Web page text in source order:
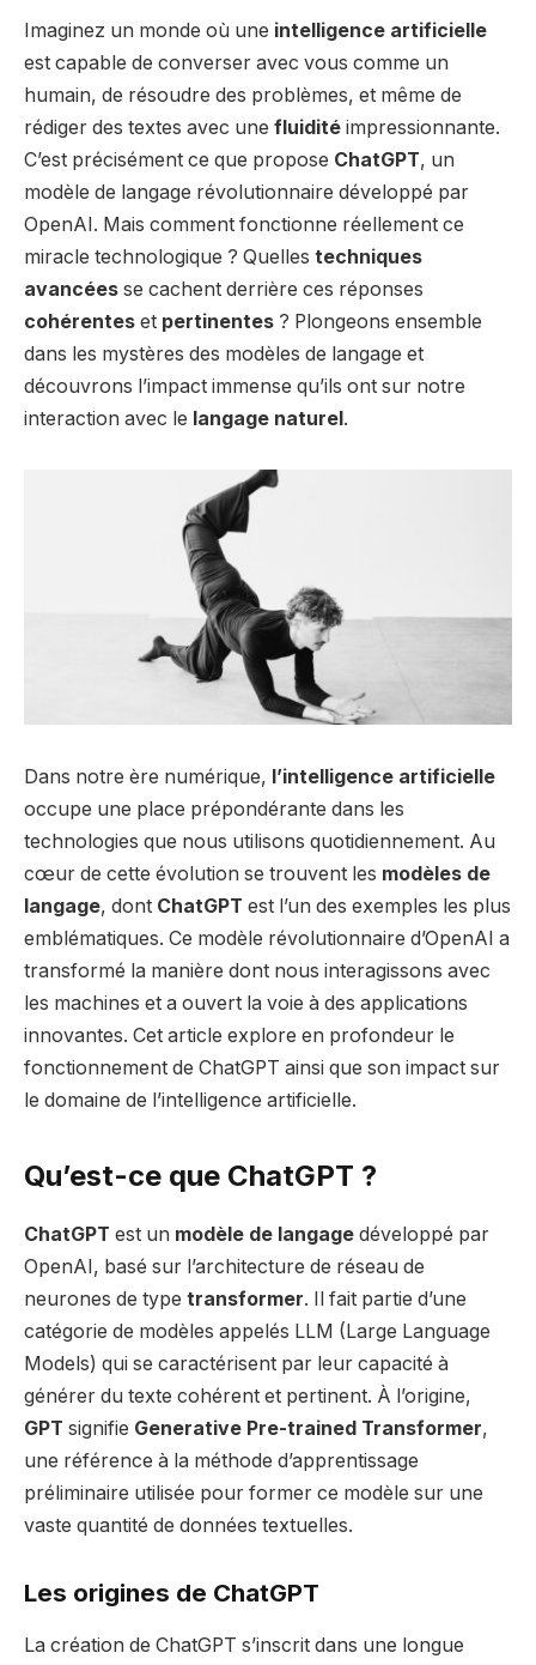
Imaginez un monde où une intelligence artificielle
est capable de converser avec vous comme un
humain, de résoudre des problèmes, et même de
rédiger des textes avec une fluidité impressionnante.
C’est précisément ce que propose ChatGPT, un
modèle de langage révolutionnaire développé par
OpenAI. Mais comment fonctionne réellement ce
miracle technologique ? Quelles techniques
avancées se cachent derrière ces réponses
cohérentes et pertinentes ? Plongeons ensemble
dans les mystères des modèles de langage et
découvrons l’impact immense qu’ils ont sur notre
interaction avec le langage naturel.
Dans notre ère numérique, l’intelligence artificielle
occupe une place prépondérante dans les
technologies que nous utilisons quotidiennement. Au
cœur de cette évolution se trouvent les modèles de
langage, dont ChatGPT est l’un des exemples les plus
emblématiques. Ce modèle révolutionnaire d’OpenAI a
transformé la manière dont nous interagissons avec
les machines et a ouvert la voie à des applications
innovantes. Cet article explore en profondeur le
fonctionnement de ChatGPT ainsi que son impact sur
le domaine de l’intelligence artificielle.
Qu’est-ce que ChatGPT ?
ChatGPT est un modèle de langage développé par
OpenAI, basé sur l’architecture de réseau de
neurones de type transformer. Il fait partie d’une
catégorie de modèles appelés LLM (Large Language
Models) qui se caractérisent par leur capacité à
générer du texte cohérent et pertinent. À l’origine,
GPT signifie Generative Pre-trained Transformer,
une référence à la méthode d’apprentissage
préliminaire utilisée pour former ce modèle sur une
vaste quantité de données textuelles.
Les origines de ChatGPT
La création de ChatGPT s’inscrit dans une longue